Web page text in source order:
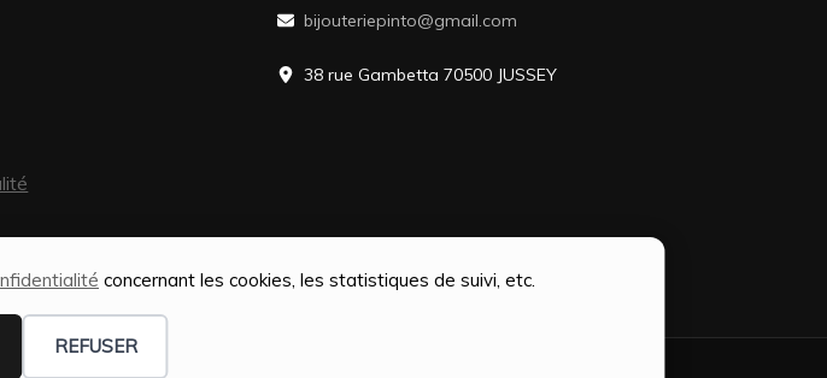
concernant les cookies, les statistiques de suivi, etc.
REFUSER
bijouteriepinto@gmail.com
38 rue Gambetta 70500 JUSSEY
Diva | Développé par